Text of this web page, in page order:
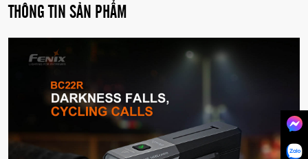
THÔNG TIN SẢN PHẨM